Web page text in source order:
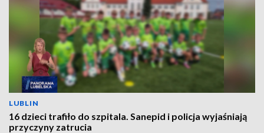
LUBLIN
16 dzieci trafiło do szpitala. Sanepid i policja wyjaśniają
przyczyny zatrucia